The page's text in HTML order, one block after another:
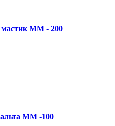
мастик MM - 200
MM -100